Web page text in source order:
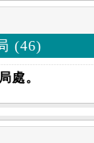
(46)
處。